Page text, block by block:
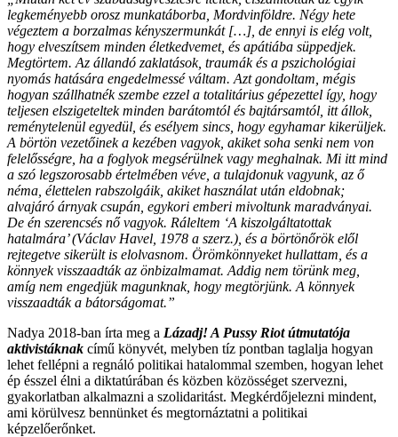
legkeményebb orosz munkatáborba, Mordvinföldre. Négy hete
végeztem a borzalmas kényszermunkát […], de ennyi is elég volt,
hogy elveszítsem minden életkedvemet, és apátiába süppedjek.
Megtörtem. Az állandó zaklatások, traumák és a pszichológiai
nyomás hatására engedelmessé váltam. Azt gondoltam, mégis
hogyan szállhatnék szembe ezzel a totalitárius gépezettel így, hogy
teljesen elszigeteltek minden barátomtól és bajtársamtól, itt állok,
reménytelenül egyedül, és esélyem sincs, hogy egyhamar kikerüljek.
A börtön vezetőinek a kezében vagyok, akiket soha senki nem von
felelősségre, ha a foglyok megsérülnek vagy meghalnak. Mi itt mind
a szó legszorosabb értelmében véve, a tulajdonuk vagyunk, az ő
néma, élettelen rabszolgáik, akiket használat után eldobnak;
alvajáró árnyak csupán, egykori emberi mivoltunk maradványai.
De én szerencsés nő vagyok. Ráleltem ‘A kiszolgáltatottak
hatalmára’ (Václav Havel, 1978 a szerz.), és a börtönőrök elől
rejtegetve sikerült is elolvasnom. Örömkönnyeket hullattam, és a
könnyek visszaadták az önbizalmamat. Addig nem törünk meg,
amíg nem engedjük magunknak, hogy megtörjünk. A könnyek
visszaadták a bátorságomat.”
Nadya 2018-ban írta meg a Lázadj! A Pussy Riot útmutatója
aktivistáknak című könyvét, melyben tíz pontban taglalja hogyan
lehet fellépni a regnáló politikai hatalommal szemben, hogyan lehet
ép ésszel élni a diktatúrában és közben közösséget szervezni,
gyakorlatban alkalmazni a szolidaritást. Megkérdőjelezni mindent,
ami körülvesz bennünket és megtornáztatni a politikai
képzelőerőnket.